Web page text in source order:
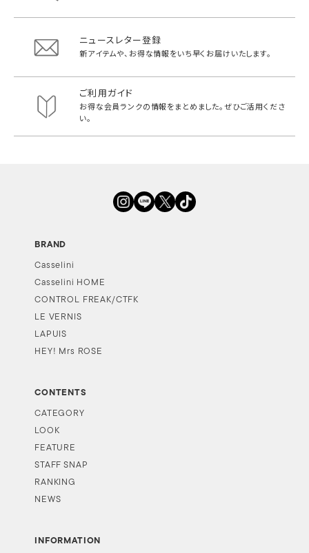
ニュースレター登録
新アイテムや、お得な情報をいち早く お届けいたします。
ご利用ガイド
お得な会員ランクの情報をまとめました。ぜひご活用くださ
い。
BRAND
Casselini
Casselini HOME
CONTROL FREAK/CTFK
LE VERNIS
LAPUIS
HEY! Mrs ROSE
CONTENTS
CATEGORY
LOOK
FEATURE
STAFF SNAP
RANKING
NEWS
INFORMATION